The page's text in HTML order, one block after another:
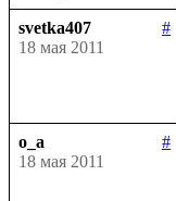
svetka407
#
18 мая 2011
o_a
#
18 мая 2011